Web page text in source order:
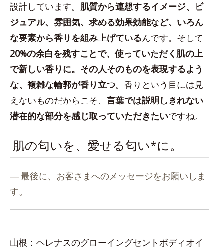
設計しています。 肌質から連想するイメージ、ビ
ジュアル、雰囲気、求める効果効能など、いろん
な要素から香りを組み上げているんです。そして
20%の余白を残すことで、使っていただく肌の上
で新しい香りに。その人そのものを表現するよう
な、複雑な輪郭が香り立つ。香りという目には見
えないものだからこそ、 言葉では説明しきれない
潜在的な部分を感じ取っていただきたいですね。
肌の匂いを、愛せる匂い*に。
― 最後に、お客さまへのメッセージをお願いしま
す。
山根：ヘレナスのグローイングセントボディオイ